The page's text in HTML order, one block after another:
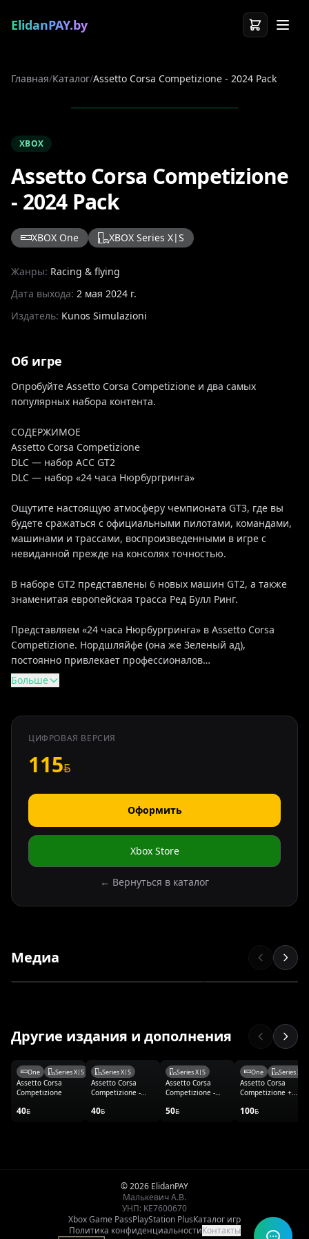
ElidanPAY.by
Главная/Каталог/Assetto Corsa Competizione - 2024 Pack
XBOX
Assetto Corsa Competizione
- 2024 Pack
XBOX One XBOX Series X|S
Жанры: Racing & flying
Дата выхода: 2 мая 2024 г.
Издатель: Kunos Simulazioni
Об игре
Опробуйте Assetto Corsa Competizione и два самых
популярных набора контента.
СОДЕРЖИМОЕ
Assetto Corsa Competizione
DLC — набор ACC GT2
DLC — набор «24 часа Нюрбургринга»
Ощутите настоящую атмосферу чемпионата GT3, где вы
будете сражаться с официальными пилотами, командами,
машинами и трассами, воспроизведенными в игре с
невиданной прежде на консолях точностью.
В наборе GT2 представлены 6 новых машин GT2, а также
знаменитая европейская трасса Ред Булл Ринг.
Представляем «24 часа Нюрбургринга» в Assetto Corsa
Competizione. Нордшляйфе (она же Зеленый ад),
постоянно привлекает профессионалов…
Больше
ЦИФРОВАЯ ВЕРСИЯ
115
Оформить
Xbox Store
← Вернуться в каталог
Медиа
Другие издания и дополнения
One Series X|S
Assetto Corsa
Competizione
40
Series X|S
Assetto Corsa
Competizione -
Pack
40
Series X|S
Assetto Corsa
Competizione -
50
One Series X|S
Assetto Corsa
Competizione +
Challenge
100
© 2026 ElidanPAY
Малькевич А.В.
УНП: KE7600670
Xbox Game PassPlayStation PlusКаталог игр
Политика конфиденциальностиКонтакты